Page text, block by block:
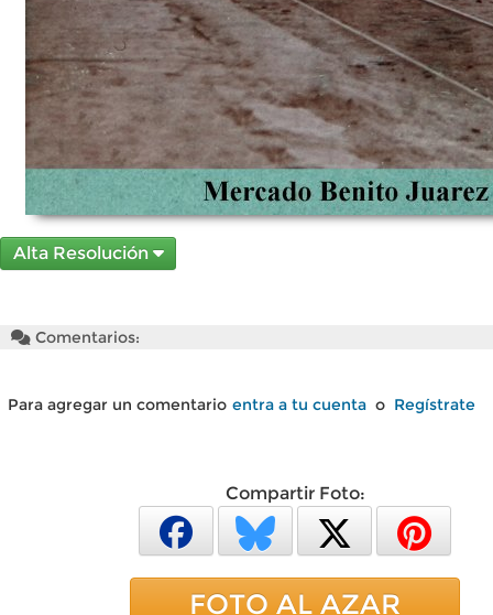
Alta Resolución
Comentarios:
Para agregar un comentario entra a tu cuenta o Regístrate
Compartir Foto:
FOTO AL AZAR